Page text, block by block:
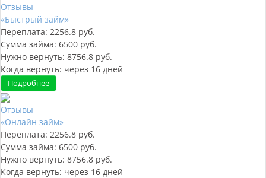
Отзывы
«Быстрый займ»
Переплата: 2256.8 руб.
Сумма займа: 6500 руб.
Нужно вернуть: 8756.8 руб.
Когда вернуть: через 16 дней
Подробнее
Отзывы
«Онлайн займ»
Переплата: 2256.8 руб.
Сумма займа: 6500 руб.
Нужно вернуть: 8756.8 руб.
Когда вернуть: через 16 дней